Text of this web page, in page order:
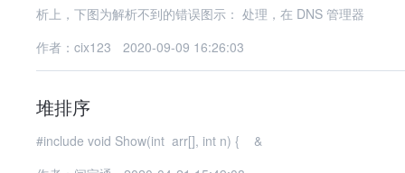
析上，下图为解析不到的错误图示： 处理，在 DNS 管理器
作者：cix123
2020-09-09 16:26:03
堆排序
#include void Show(int arr[], int n) { &